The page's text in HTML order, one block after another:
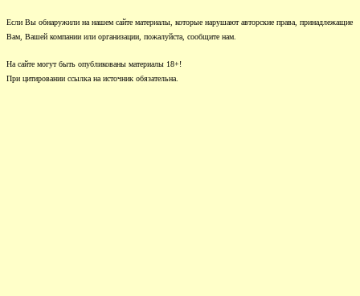
Если Вы обнаружили на нашем сайте материалы, которые нарушают авторские права, принадлежащие
Вам, Вашей компании или организации, пожалуйста, сообщите нам.
На сайте могут быть опубликованы материалы 18+!
При цитировании ссылка на источник обязательна.